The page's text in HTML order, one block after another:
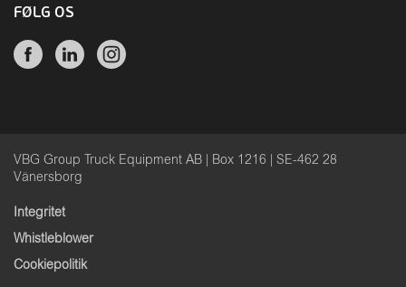
FØLG OS
VBG Group Truck Equipment AB | Box 1216 | SE-462 28
Vänersborg
Integritet
Whistleblower
Cookiepolitik